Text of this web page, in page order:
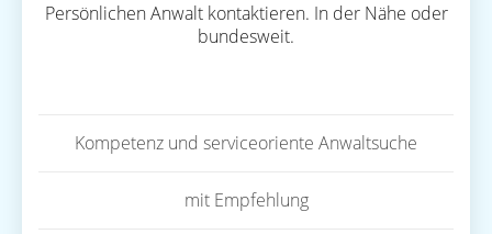
Persönlichen Anwalt kontaktieren. In der Nähe oder
bundesweit.
Kompetenz und serviceoriente Anwaltsuche
mit Empfehlung